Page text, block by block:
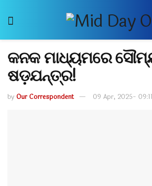
କନକ ମାଧ୍ୟମରେ
ଷଡ଼ଯନ୍ତ୍ର!
by Our Correspondent 09 Apr, 2025-